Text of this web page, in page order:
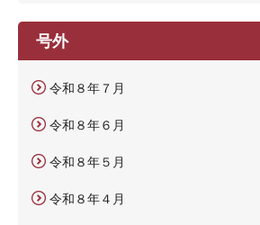
号外
令和８年７月
令和８年６月
令和８年５月
令和８年４月